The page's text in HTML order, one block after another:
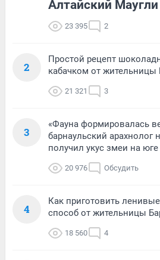
Алтайский Маугли
23 395 2
2
Простой рецепт
кабачком от жительницы
21 321 3
3
«Фауна формировалась
барнаульский арахнолог
получил укус змеи на
20 976 Обсудить
4
Как приготовить
способ от жительницы
18 560 4